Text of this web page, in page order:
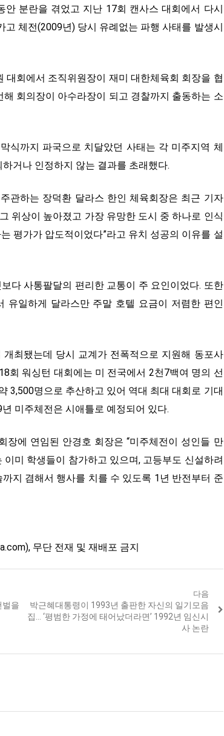
분란을 겪었고 지난 17회 캔사스 대회에서 다시
체전(2009년) 당시 유례없는 파행 사태를 발생시
대회에서 조직위원장이 재미 대한체육회 회장을 협
회의장이 아수라장이 되고 경찰까지 출동하는 소
식까지 파국으로 치달았던 사태는 각 미주지역 체
거나 인정하지 않는 결과를 초래했다.
관하는 장덕환 달라스 한인 체육회장은 최근 기자
위상이 높아졌고 가장 유망한 도시 중 하나로 인식
평가가 압도적이었다”라고 유치 성공의 이유를 설
다 사통팔달의 편리한 교통이 주 요인이었다. 또한
유일하게 달라스만 주말 호텔 요금이 저렴한 편인
최됐는데 당시 교계가 전폭적으로 지원해 동포사
회 워싱턴 대회에는 미 전국에서 2천7백여 명의 선
3,500명으로 추산하고 있어 역대 최대 대회로 기대
미주체전은 시애틀로 예정되어 있다.
장에 연임된 안경호 회장은 “미주체전이 성인들 만
미 학생들이 참가하고 있으며, 고등부도 신설하려
지 겸해서 행사를 치를 수 있도록 1년 반전부터 준
무단 전재 및 재배포 금지
벌을
다음
Next
post:
박근혜대통령이 1993년 출판한 자신의 일기모음
집… ‘평범한 가정에 태어났더라면’ 1992년 임신시
사 논란